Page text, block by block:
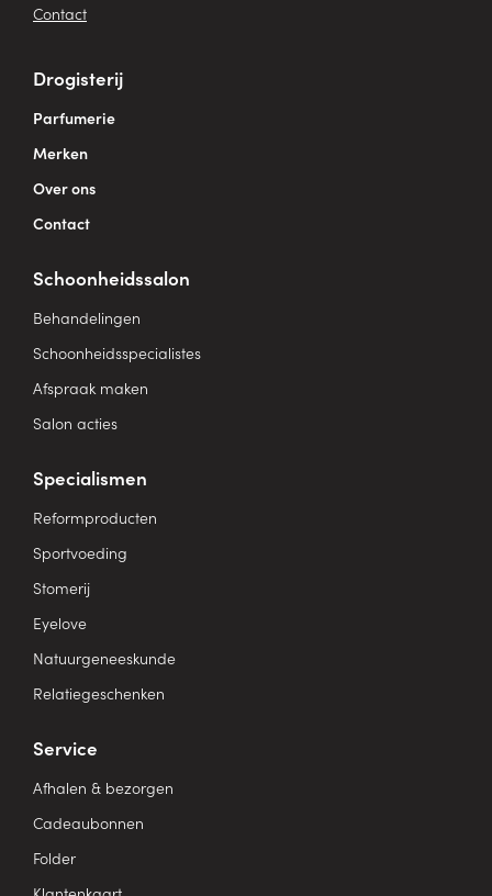
Contact
Drogisterij
Parfumerie
Merken
Over ons
Contact
Schoonheidssalon
Behandelingen
Schoonheidsspecialistes
Afspraak maken
Salon acties
Specialismen
Reformproducten
Sportvoeding
Stomerij
Eyelove
Natuurgeneeskunde
Relatiegeschenken
Service
Afhalen & bezorgen
Cadeaubonnen
Folder